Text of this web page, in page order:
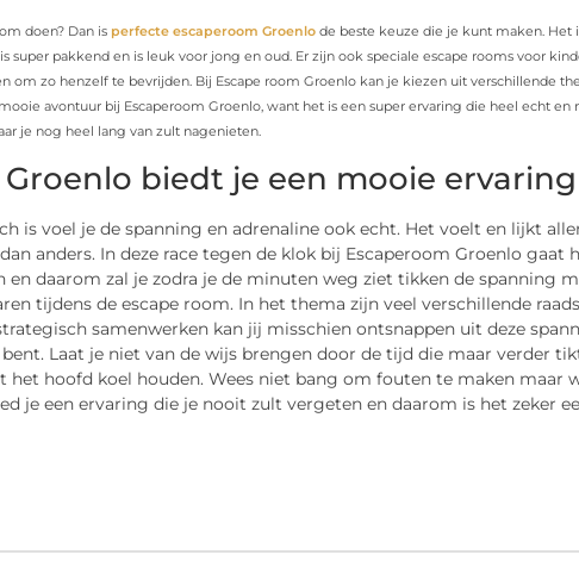
doen? Dan is perfecte escaperoom Groenlo de beste keuze die je kunt maken. Het
super pakkend en is leuk voor jong en oud. Er zijn ook speciale escape rooms voor
om zo henzelf te bevrijden. Bij Escape room Groenlo kan je kiezen uit verschillende
avontuur bij Escaperoom Groenlo, want het is een super ervaring die heel echt en
je nog heel lang van zult nagenieten.
biedt je een mooie ervaring
is voel je de spanning en adrenaline ook echt. Het voelt en lijkt
anders. In deze race tegen de klok bij Escaperoom Groenlo gaat
en daarom zal je zodra je de minuten weg ziet tikken de spanning
tijdens de escape room. In het thema zijn veel verschillende
samenwerken kan jij misschien ontsnappen uit deze
Laat je niet van de wijs brengen door de tijd die maar verder
het hoofd koel houden. Wees niet bang om fouten te maken maar
je een ervaring die je nooit zult vergeten en daarom is het zeker